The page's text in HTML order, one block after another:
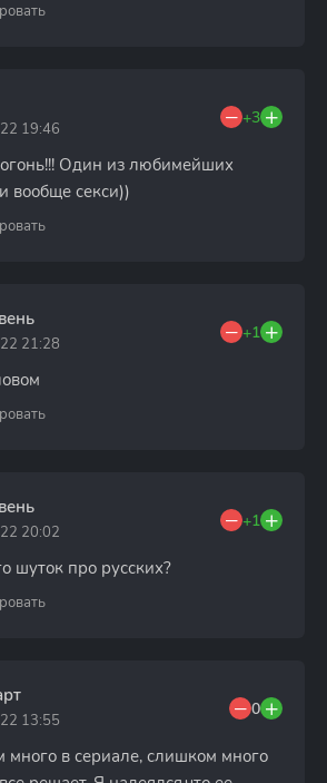
19:46
+3
огонь!!! Один из любимейших
вообще секси))
21:28
+1
20:02
+1
шуток про русских?
13:55
0
в сериале, слишком много